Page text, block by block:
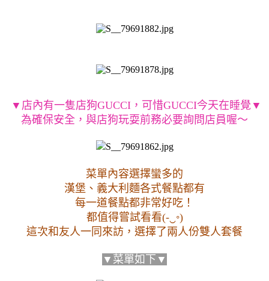
▼店內有一隻店狗GUCCI，可惜GUCCI今天在睡覺▼
為確保安全，與店狗玩耍前務必要詢問店員喔～
菜單內容選擇蠻多的
漢堡、義大利麵各式餐點都有
每一道餐點都非常好吃！
都值得嘗試看看(-‿◦)
這次和友人一同來訪，選擇了兩人份雙人套餐
▼菜單如下▼